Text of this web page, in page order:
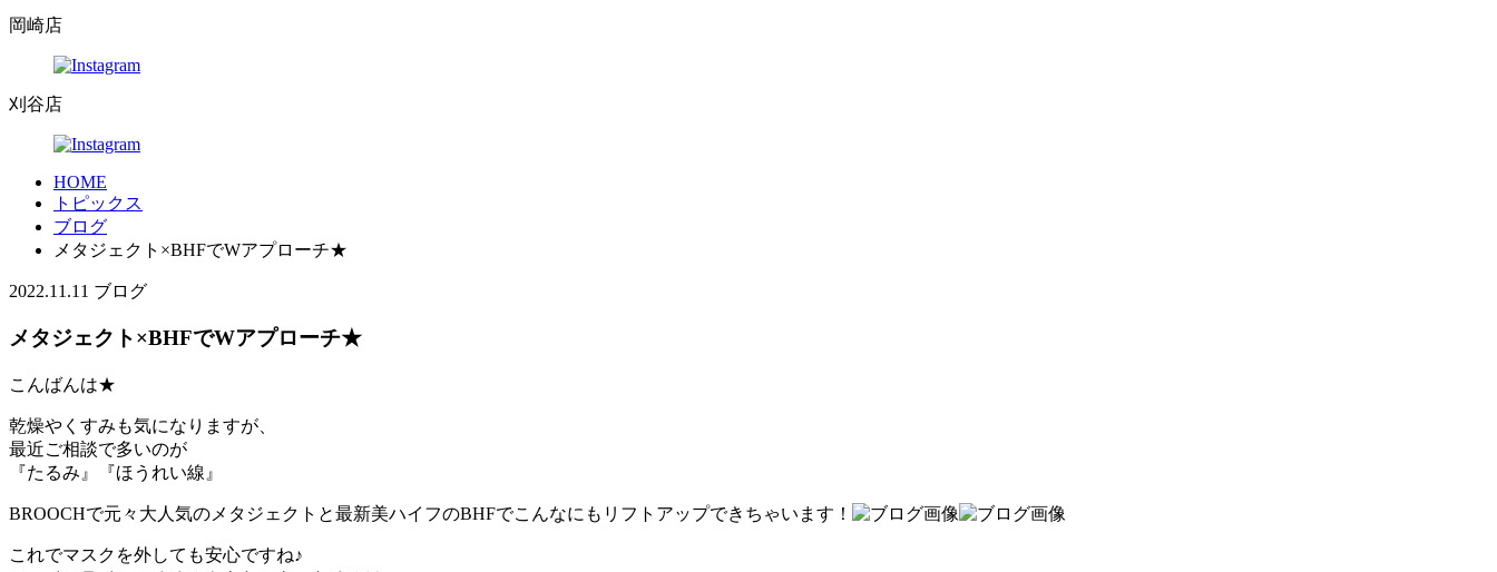
岡崎店
刈谷店
HOME
トピックス
ブログ
メタジェクト×BHFでWアプローチ★
2022.11.11 ブログ
メタジェクト×BHFでWアプローチ★
こんばんは★
乾燥やくすみも気になりますが、
最近ご相談で多いのが
『たるみ』『ほうれい線』
BROOCHで元々大人気のメタジェクトと最新美ハイフのBHFでこんなにもリフトアップできちゃいます！
これでマスクを外しても安心ですね♪